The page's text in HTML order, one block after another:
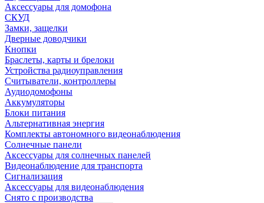
Аксессуары для домофона
СКУД
Замки, защелки
Дверные доводчики
Кнопки
Браслеты, карты и брелоки
Устройства радиоуправления
Считыватели, контроллеры
Аудиодомофоны
Аккумуляторы
Блоки питания
Альтернативная энергия
Комплекты автономного видеонаблюдения
Солнечные панели
Аксессуары для солнечных панелей
Видеонаблюдение для транспорта
Сигнализация
Аксессуары для видеонаблюдения
Снято с производства